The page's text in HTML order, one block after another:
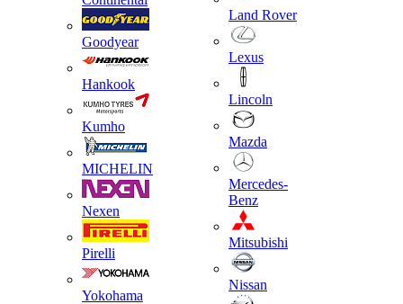
Goodyear
Hankook
Kumho
MICHELIN
Nexen
Pirelli
Yokohama
Land Rover
Lexus
Lincoln
Mazda
Mercedes-
Benz
Mitsubishi
Nissan